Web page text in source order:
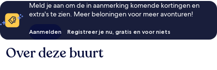
Meld je aan om de in aanmerking komende kortingen en
extra's te zien. Meer beloningen voor meer avonturen!
Aanmelden Registreer je nu, gratis en voor niets
Over deze buurt